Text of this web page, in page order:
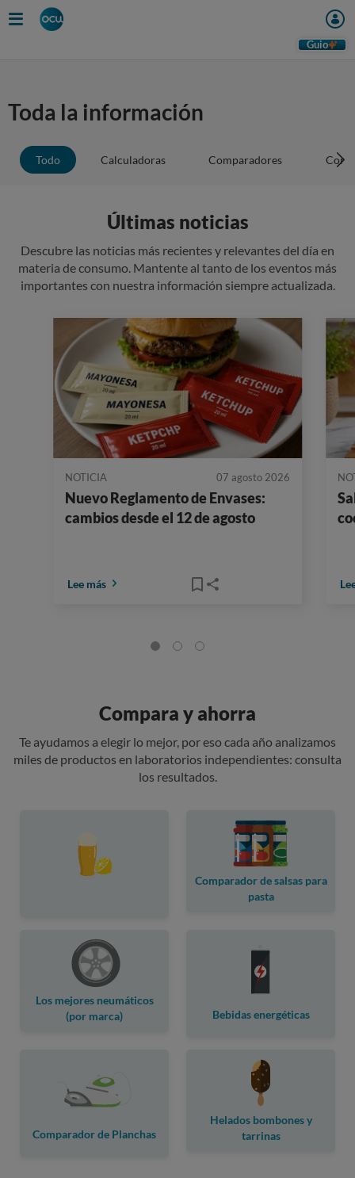
Guio
Toda la información
Todo Calculadoras Comparadores
Últimas noticias
Descubre las noticias más recientes y relevantes del día en
materia de consumo. Mantente al tanto de los eventos más
importantes con nuestra información siempre actualizada.
NOTICIA 07 agosto 2026
Nuevo Reglamento de Envases:
cambios desde el 12 de agosto
Lee más
Compara y ahorra
Te ayudamos a elegir lo mejor, por eso cada año analizamos
miles de productos en laboratorios independientes: consulta
los resultados.
Comparador de salsas para
pasta
Los mejores neumáticos
(por marca)
Bebidas energéticas
Comparador de Planchas
Helados bombones y
tarrinas